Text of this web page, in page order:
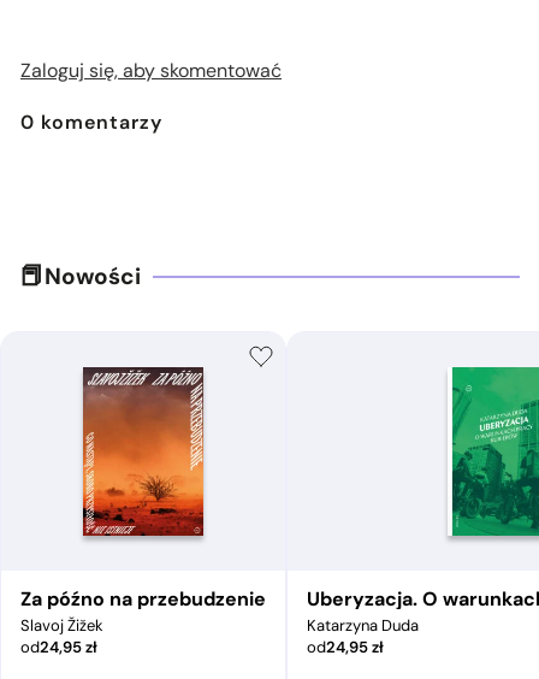
Zaloguj się, aby skomentować
0 komentarzy
Nowości
Za późno na przebudzenie
Slavoj Žižek
od24,95zł
Uberyzacja. O
Katarzyna Duda
od24,95zł